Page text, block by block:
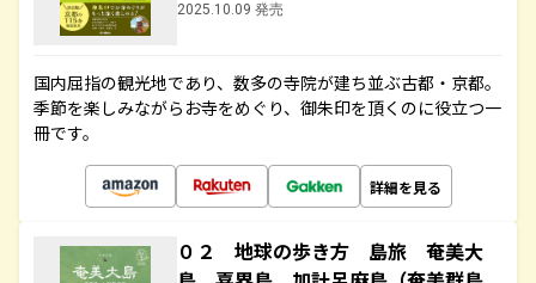
2025.10.09 発売
国内屈指の観光地であり、数多の寺院が建ち並ぶ古都・京都。
季節を楽しみながらお寺をめぐり、御朱印を頂くのに役立つ一
冊です。
詳細を見る
０２ 地球の歩き方 島旅 奄美大